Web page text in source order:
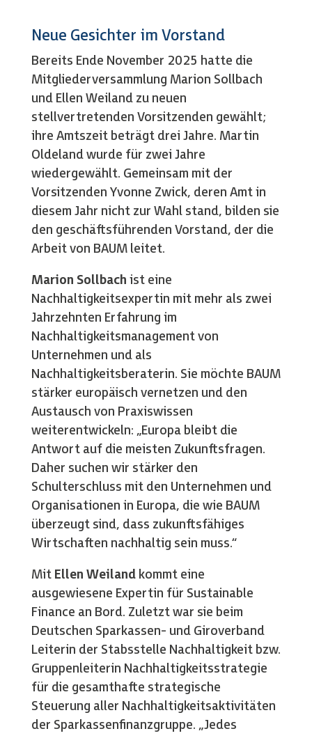
Neue Gesichter im Vorstand
Bereits Ende November 2025 hatte die
Mitgliederversammlung Marion Sollbach
und Ellen Weiland zu neuen
stellvertretenden Vorsitzenden gewählt;
ihre Amtszeit beträgt drei Jahre. Martin
Oldeland wurde für zwei Jahre
wiedergewählt. Gemeinsam mit der
Vorsitzenden Yvonne Zwick, deren Amt in
diesem Jahr nicht zur Wahl stand, bilden sie
den geschäftsführenden Vorstand, der die
Arbeit von BAUM leitet.
Marion Sollbach ist eine
Nachhaltigkeitsexpertin mit mehr als zwei
Jahrzehnten Erfahrung im
Nachhaltigkeitsmanagement von
Unternehmen und als
Nachhaltigkeitsberaterin. Sie möchte BAUM
stärker europäisch vernetzen und den
Austausch von Praxiswissen
weiterentwickeln: „Europa bleibt die
Antwort auf die meisten Zukunftsfragen.
Daher suchen wir stärker den
Schulterschluss mit den Unternehmen und
Organisationen in Europa, die wie BAUM
überzeugt sind, dass zukunftsfähiges
Wirtschaften nachhaltig sein muss.“
Mit Ellen Weilandkommt eine
ausgewiesene Expertin für Sustainable
Finance an Bord. Zuletzt war sie beim
Deutschen Sparkassen- und Giroverband
Leiterin der Stabsstelle Nachhaltigkeit bzw.
Gruppenleiterin Nachhaltigkeitsstrategie
für die gesamthafte strategische
Steuerung aller Nachhaltigkeitsaktivitäten
der Sparkassenfinanzgruppe. „Jedes